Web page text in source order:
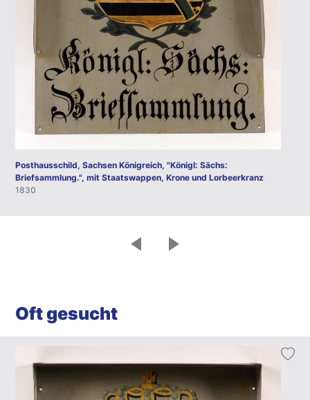
Posthausschild, Sachsen Königreich, "Königl: Sächs:
Briefsammlung.", mit Staatswappen, Krone und Lorbeerkranz
1830
Oft gesucht